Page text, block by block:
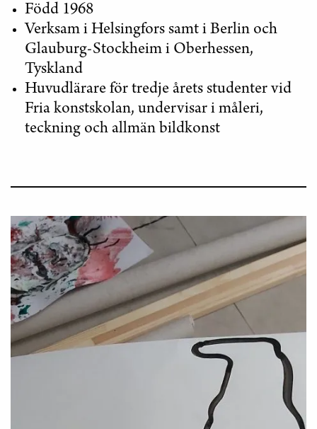
Född 1968
Verksam i Helsingfors samt i Berlin och
Glauburg-Stockheim i Oberhessen,
Tyskland
Huvudlärare för tredje årets studenter vid
Fria konstskolan, undervisar i måleri,
teckning och allmän bildkonst